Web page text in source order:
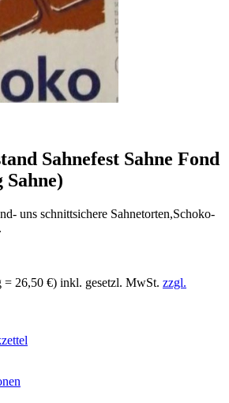
Sahnefest Sahne Fond
Sahne)
uns schnittsichere Sahnetorten,Schoko-
= 26,50 €) inkl. gesetzl. MwSt. zzgl.